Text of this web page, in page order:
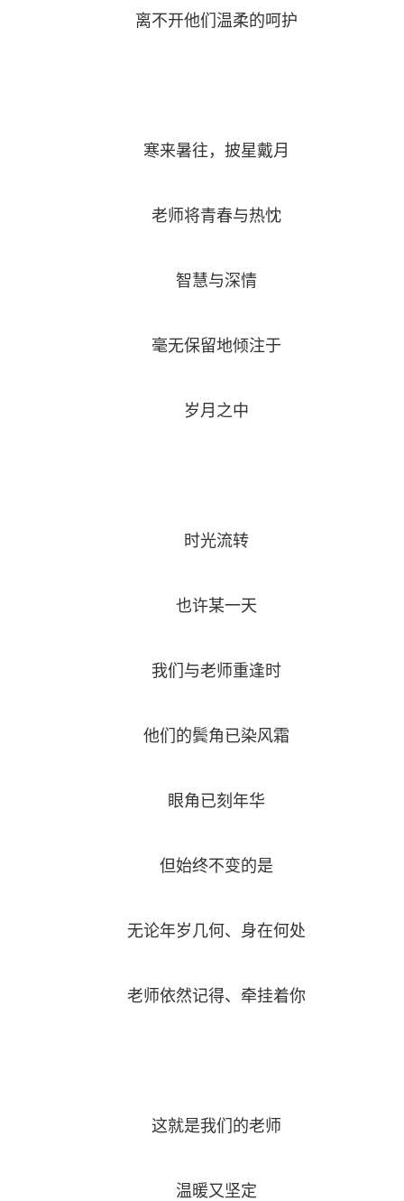
离不开他们温柔的呵护
寒来暑往，披星戴月
老师将青春与热忱
智慧与深情
毫无保留地倾注于
岁月之中
时光流转
也许某一天
我们与老师重逢时
他们的鬓角已染风霜
眼角已刻年华
但始终不变的是
无论年岁几何、身在何处
老师依然记得、牵挂着你
这就是我们的老师
温暖又坚定